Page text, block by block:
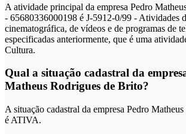
A atividade principal da empresa Pedro
- 65680336000198 é J-5912-0/99 - Atividades
cinematográfica, de vídeos e de programas de
especificadas anteriormente, que é uma
Cultura.
Qual a situação cadastral da
Matheus Rodrigues de Brito?
A situação cadastral da empresa Pedro
é ATIVA.